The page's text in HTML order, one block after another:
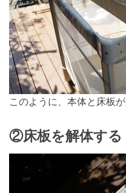
このように、本体と床板が
②床板を解体する